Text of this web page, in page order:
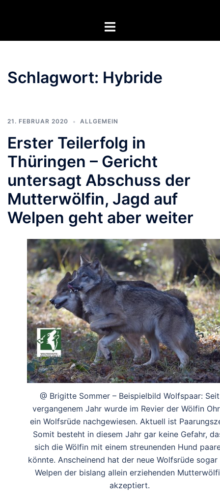
Menü
Schlagwort: Hybride
21. FEBRUAR 2020 ALLGEMEIN
Erster Teilerfolg in
Thüringen – Gericht
untersagt Abschuss der
Mutterwölfin, Jagd auf
Welpen geht aber weiter
@ Brigitte Sommer – Beispielbild Wolfspaar: Seit
vergangenem Jahr wurde im Revier der Wölfin
ein Wolfsrüde nachgewiesen. Aktuell ist
Somit besteht in diesem Jahr gar keine Gefahr,
sich die Wölfin mit einem streunenden Hund
könnte. Anscheinend hat der neue Wolfsrüde sogar
Welpen der bislang allein erziehenden
akzeptiert.